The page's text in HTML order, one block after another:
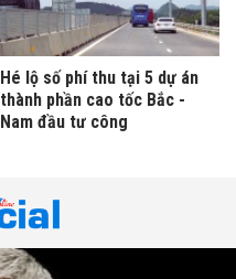
Hé lộ số phí thu tại 5 dự án
thành phần cao tốc Bắc -
Nam đầu tư công